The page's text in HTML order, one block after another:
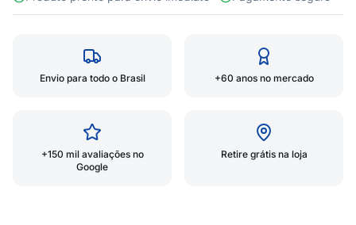
Envio para todo o Brasil +60 anos no mercado
+150 mil avaliações no
Google
Retire grátis na loja